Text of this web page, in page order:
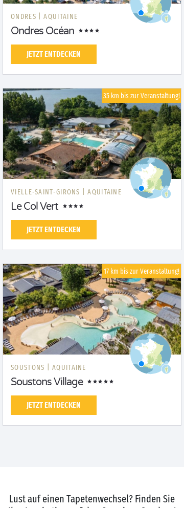
ONDRES | AQUITAINE
Ondres Océan
JETZT ENTDECKEN
35 km bis zur Veranstaltung!
VIELLE-SAINT-GIRONS | AQUITAINE
Le Col Vert
JETZT ENTDECKEN
17 km bis zur Veranstaltung!
SOUSTONS | AQUITAINE
Soustons Village
JETZT ENTDECKEN
Lust auf einen Tapetenwechsel? Finden Sie